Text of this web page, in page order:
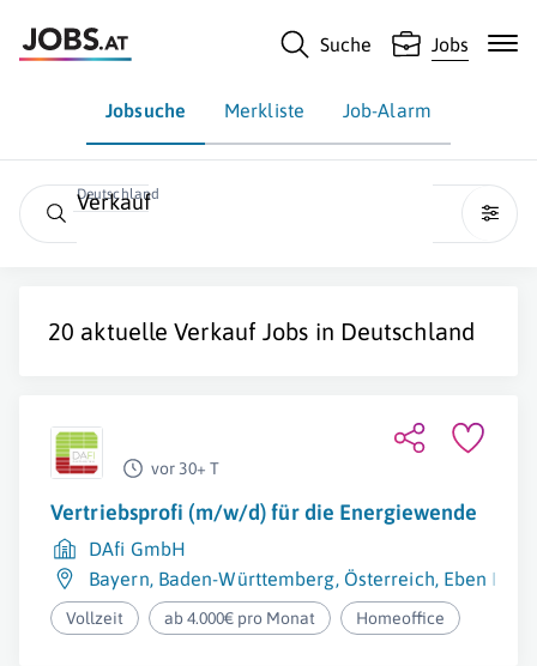
Suche Jobs
Jobsuche Merkliste Job-Alarm
Deutschland
Verkauf
20 aktuelleVerkaufJobs in Deutschland
vor 30+ T
Vertriebsprofi (m/w/d) für die Energiewende
DAfi GmbH
Bayern, Baden-Württemberg, Österreich, Eben Im
Vollzeit ab 4.000€ pro Monat Homeoffice